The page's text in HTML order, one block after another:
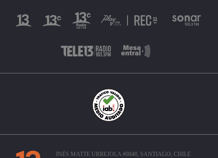
INÉS MATTE URREJOLA #0848, SANTIAGO, CHILE